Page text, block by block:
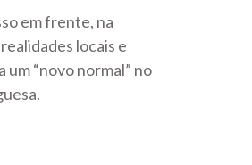
em frente, na
locais e
um “novo normal” no